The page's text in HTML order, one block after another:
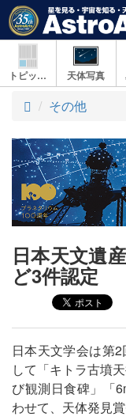
トピックス 天体写真
ト
プ
その他
日本天文遺
ど3件認定
日本天文学会は第
して「キトラ古墳
び観測日食碑」「
わせて、天体発見